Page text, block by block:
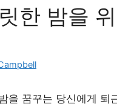
한 밤을
을 꿈꾸는 당신에게